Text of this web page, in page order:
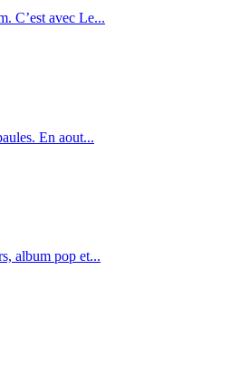
C’est avec Le...
En aout...
album pop et...